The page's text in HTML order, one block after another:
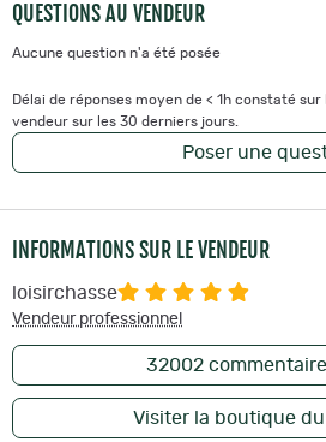
QUESTIONS AU VENDEUR
Aucune question n'a été posée
Délai de réponses moyen de < 1h constaté
vendeur sur les 30 derniers jours.
Poser une
INFORMATIONS SUR LE VENDEUR
loisirchasse
Vendeur professionnel
32002
Visiter la boutique